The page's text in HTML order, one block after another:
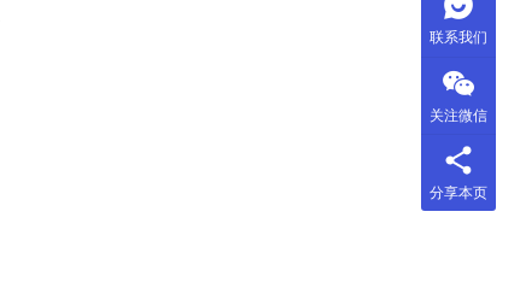
联系我们
关注微信
分享本页